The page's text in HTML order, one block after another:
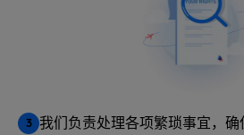
3 我们负责处理各项繁琐事宜，